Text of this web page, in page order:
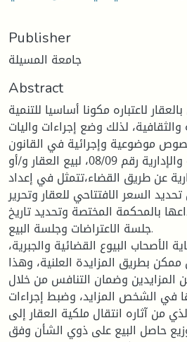
Publisher
جامعة المسيلة
Abstract
لاعتباره مكونا أساسيا للتنمية
والثقافية، لذلك وضع إجراءات واليات
موضوعية وإجرائية في القانون
الإجراءات المدنية والإدارية رقم 08/09، لبيع العقار و/أو
عن طريق القضاء،تتمثل في إعداد
السعر الافتتاحي للعقار وتحرير
بالمحكمة المختصة وتحديد تاريخ
جلسة الاعتراضات وجلسة البيع.
البيوع القضائية والجبرية،
بطريق المزايدة العلنية، وهذا
المزايدين وضمان التنافس من خلال
الشخص المزايد، وضبط إجراءات
من آثاره انتقال ملكية العقار إلى
حاصل البيع على ذوي الشأن وفق